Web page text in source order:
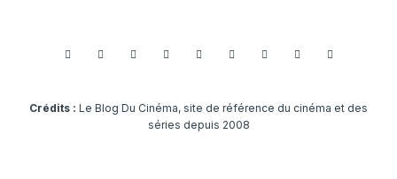
Crédits : Le Blog Du Cinéma, site de référence du cinéma et des
séries depuis 2008